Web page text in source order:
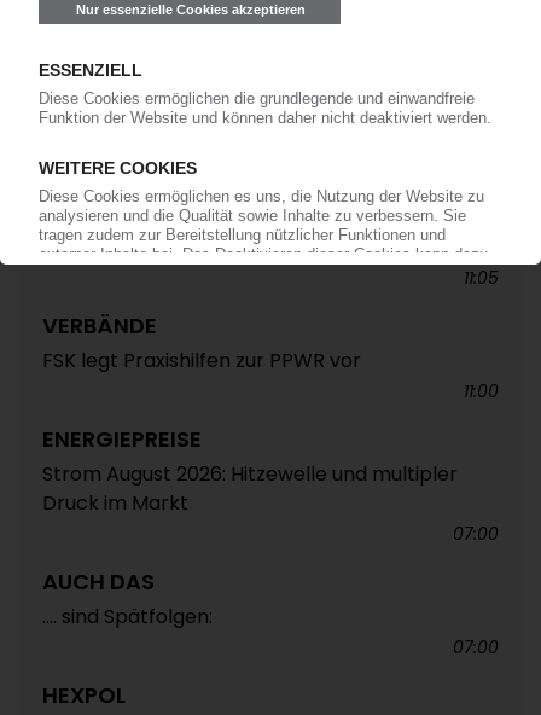
Preiserhöhung für Adipinsäure / Folge des
ALTAUTO-RECYCLING
TecPart: Verband ruft zur Teilnahme an EU-
Konsultation zum Rezyklatanteil auf /
Öffentliche Webkonferenz soll Industrieposition
abstimmen
11:05
VERBÄNDE
FSK legt Praxishilfen zur PPWR vor
11:00
ENERGIEPREISE
Strom August 2026: Hitzewelle und multipler
Druck im Markt
07:00
AUCH DAS
.... sind Spätfolgen:
07:00
HEXPOL